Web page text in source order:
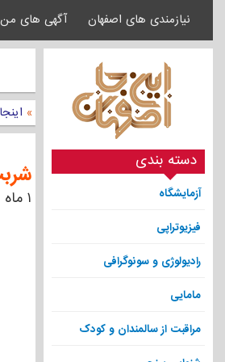
نیازمندی های اصفهان آگهی های من
دسته بندی
آزمایشگاه
فیزیوتراپی
رادیولوژی و سونوگرافی
مامایی
مراقبت از سالمندان و کودک
»
۱ ماه پیش